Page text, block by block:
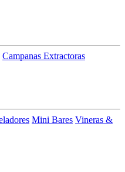
Campanas Extractoras
Mini Bares Vineras &